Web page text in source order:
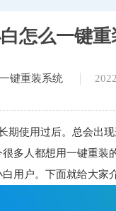
怎么一键
键重装系统
期使用过后。总会出
多人都想用一键重
用户。下面就给大家